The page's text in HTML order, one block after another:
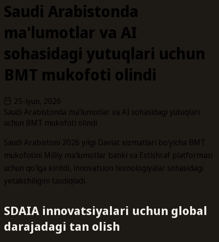
Saudi Arabistonda
ma'lumotlar va AI
sohasidagi yutuqlari uchun
BMT mukofoti olindi
25-iyun, 2026
Saudi Arabistonda ma'lumotlar va AI sohasidagi yutuqlari
uchun BMT mukofoti olindi
Saudi Arabistoni 2026 yilgi Davlat xizmatlari bo'yicha BMT
mukofotini Milliy ma'lumotlar banki va Estishraf platformasi
uchun qo'lga kiritdi, innovatsion texnologiyalar sohasidagi
yetakchiligini tasdiqladi.
SDAIA innovatsiyalari uchun global
darajadagi tan olish